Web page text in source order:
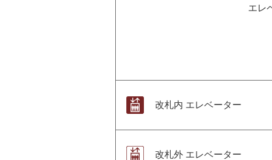
エレ
改札内 エレベーター
改札外 エレベーター